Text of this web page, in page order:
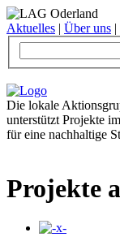
Aktuelles | Über uns |
Die lokale
unterstützt Projekte
für eine nachhaltige
Projekte